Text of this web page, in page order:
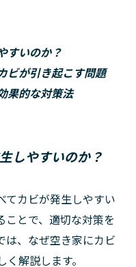
すいのか？
ビが引き起こす問題
果的な対策法
しやすいのか？
てカビが発生しやすい
ことで、適切な対策を
は、なぜ空き家にカビ
解説します。